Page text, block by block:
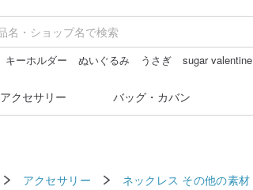
キーホルダー ぬいぐるみ うさぎ sugar valentine
アクセサリー バッグ・カバン
アクセサリー ネックレス その他の素材